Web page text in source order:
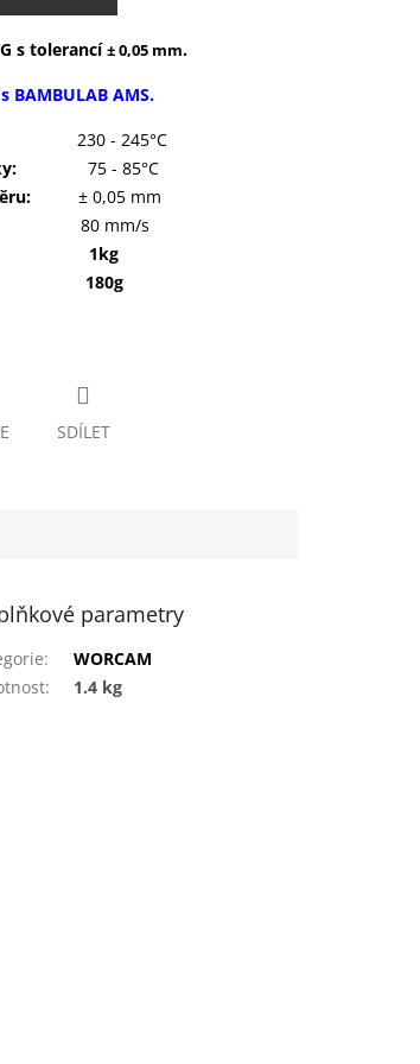
s tolerancí± 0,05 mm.
AMS.
230 - 245°C
75 - 85°C
± 0,05 mm
80 mm/s
: 1kg
180g
SDÍLET
parametry
:
WORCAM
: 1.4 kg